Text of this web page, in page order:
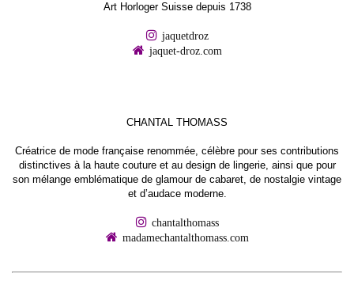
Art Horloger Suisse depuis 1738
jaquetdroz
jaquet-droz.com
CHANTAL THOMASS
Créatrice de mode française renommée, célèbre pour ses contributions
distinctives à la haute couture et au design de lingerie, ainsi que pour
son mélange emblématique de glamour de cabaret, de nostalgie vintage
et d’audace moderne.
chantalthomass
madamechantalthomass.com